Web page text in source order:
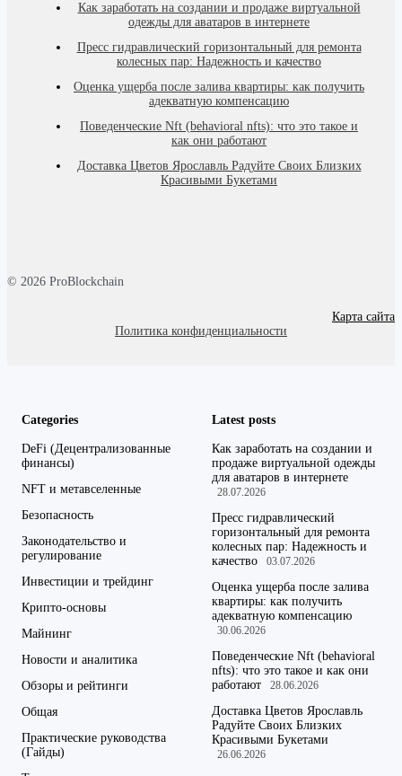
Как заработать на создании и продаже виртуальной
одежды для аватаров в интернете
Пресс гидравлический горизонтальный для ремонта
колесных пар: Надежность и качество
Оценка ущерба после залива квартиры: как получить
адекватную компенсацию
Поведенческие Nft (behavioral nfts): что это такое и
как они работают
Доставка Цветов Ярославль Радуйте Своих Близких
Красивыми Букетами
© 2026 ProBlockchain
Карта сайта
Политика конфиденциальности
Categories
DeFi (Децентрализованные
финансы)
NFT и метавселенные
Безопасность
Законодательство и
регулирование
Инвестиции и трейдинг
Крипто-основы
Майнинг
Новости и аналитика
Обзоры и рейтинги
Общая
Практические руководства
(Гайды)
Latest posts
Как заработать на создании и
продаже виртуальной одежды
для аватаров в интернете
28.07.2026
Пресс гидравлический
горизонтальный для ремонта
колесных пар: Надежность и
качество
03.07.2026
Оценка ущерба после залива
квартиры: как получить
адекватную компенсацию
30.06.2026
Поведенческие Nft (behavioral
nfts): что это такое и как они
работают
28.06.2026
Доставка Цветов Ярославль
Радуйте Своих Близких
Красивыми Букетами
26.06.2026